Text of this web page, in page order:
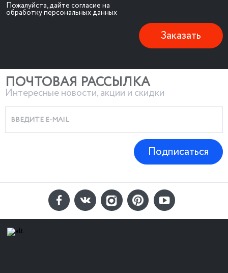
Пожалуйста, дайте согласие на
обработку персональных данных
Заказать
ПОЧТОВАЯ РАССЫЛКА
Интересные новости, акции и скидки
Подписаться